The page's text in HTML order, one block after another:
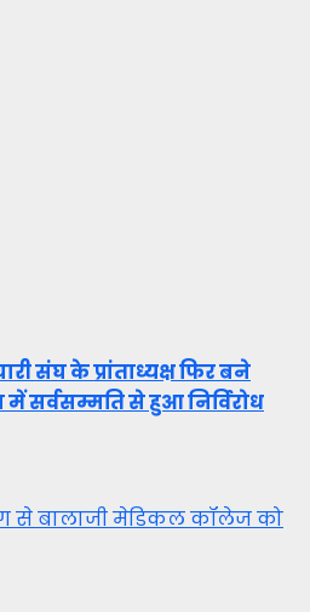
संघ के प्रांताध्यक्ष फिर बने
सर्वसम्मति से हुआ निर्विरोध
से बालाजी मेडिकल कॉलेज को